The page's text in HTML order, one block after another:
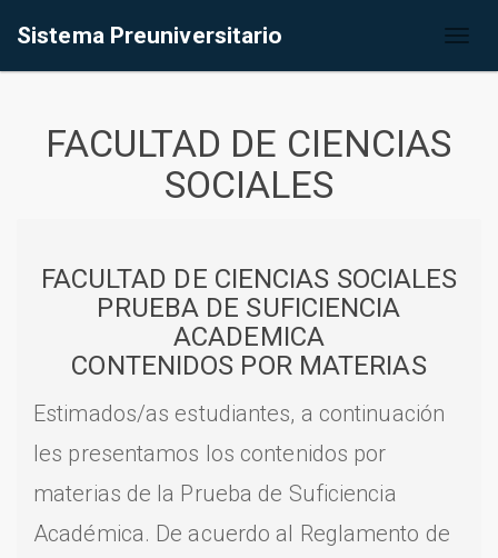
Sistema Preuniversitario
FACULTAD DE CIENCIAS
SOCIALES
FACULTAD DE CIENCIAS SOCIALES
PRUEBA DE SUFICIENCIA
ACADEMICA
CONTENIDOS POR MATERIAS
Estimados/as estudiantes, a continuación
les presentamos los contenidos por
materias de la Prueba de Suficiencia
Académica. De acuerdo al Reglamento de